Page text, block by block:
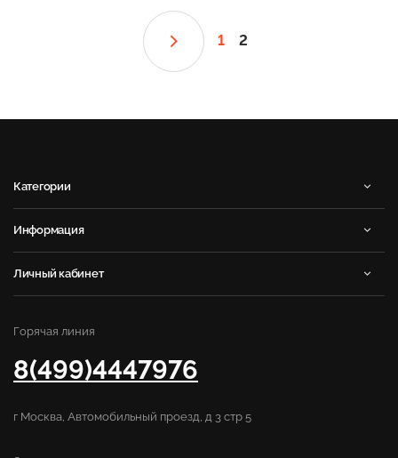
1 2
Категории
Информация
Личный кабинет
Горячая линия
8(499)4447976
г Москва, Автомобильный проезд, д 3 стр 5